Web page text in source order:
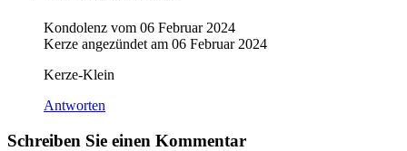
Kondolenz vom 06 Februar 2024
Kerze angezündet am 06 Februar 2024
Kerze-Klein
Antworten
Schreiben Sie einen Kommentar